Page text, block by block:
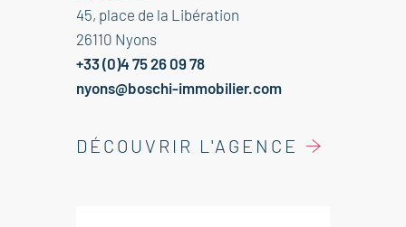
accès balcon 26 m²
Chambre avec penderie accès
balcon 16 m²
Bureau avec penderie 6 m²
Salle d'eau 3 m²
45, place de la Libération
26110 Nyons
+33 (0)4 75 26 09 78
nyons@boschi-immobilier.com
DÉCOUVRIR L'AGENCE